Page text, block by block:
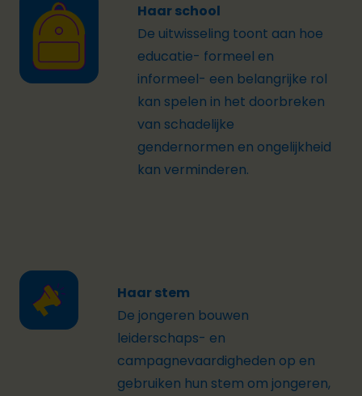
Haar school
De uitwisseling toont aan hoe
educatie- formeel en
informeel- een belangrijke rol
kan spelen in het doorbreken
van schadelijke
gendernormen en ongelijkheid
kan verminderen.
Haar stem
De jongeren bouwen
leiderschaps- en
campagnevaardigheden op en
gebruiken hun stem om jongeren,